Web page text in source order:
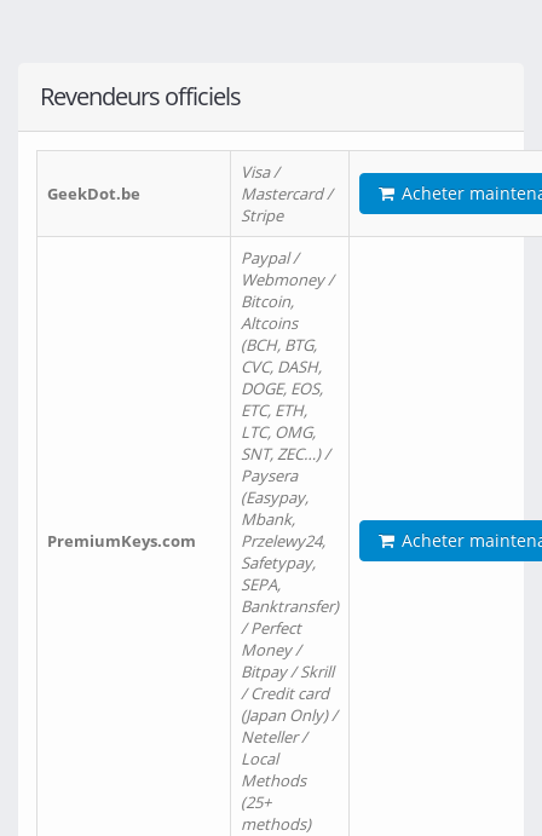
Revendeurs officiels
GeekDot.be
Visa /
Mastercard /
Stripe
Acheter
PremiumKeys.com
Paypal /
Webmoney /
Bitcoin,
Altcoins
(BCH, BTG,
CVC, DASH,
DOGE, EOS,
ETC, ETH,
LTC, OMG,
SNT, ZEC…) /
Paysera
(Easypay,
Mbank,
Przelewy24,
Safetypay,
SEPA,
Banktransfer)
/ Perfect
Money /
Bitpay / Skrill
/ Credit card
(Japan Only) /
Neteller /
Local
Methods
(25+
methods)
Acheter